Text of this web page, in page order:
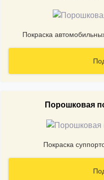
Покраска
Порошковая
Покраска